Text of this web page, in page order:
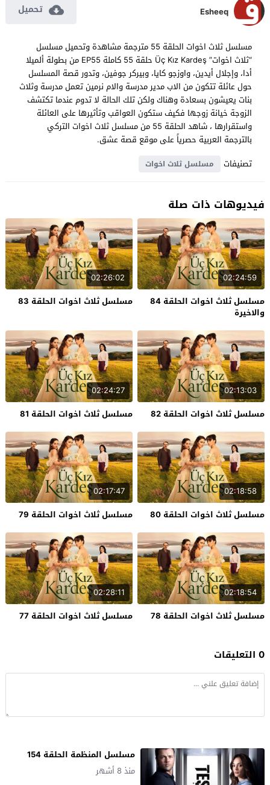
Esheeq تحميل
مسلسل ثلاث اخوات الحلقة 55 مترجمة مشاهدة وتحميل مسلسل
“ثلاث اخوات” Üç Kız Kardeş حلقة 55 كاملة EP55 من بطولة ألميلا
أدا، وإجلال أيدين، واوزجو كايا، وبيركر جوفين، وتدور قصة المسلسل
حول عائلة تتكون من الاب مدير مدرسة والام نرمين تعمل مدرسة وثلاث
بنات يعيشون بسعادة وهناك ولكن تلك الحالة لا تدوم عندما تكتشف
الزوجة خيانة زوجها فكيف ستكون العواقب وتأثيرها على العائلة
واستقرارها ، شاهد الحلقة 55 من مسلسل ثلاث اخوات التركي
بالترجمة العربية حصرياً على موقع قصة عشق.
تصنيفات
مسلسل ثلاث اخوات
فيديوهات ذات صلة
02:24:59
مسلسل ثلاث اخوات الحلقة 84
والاخيرة
02:26:02
مسلسل ثلاث اخوات الحلقة 83
02:13:03
مسلسل ثلاث اخوات الحلقة 82
02:24:27
مسلسل ثلاث اخوات الحلقة 81
02:18:58
مسلسل ثلاث اخوات الحلقة 80
02:17:47
مسلسل ثلاث اخوات الحلقة 79
02:18:54
مسلسل ثلاث اخوات الحلقة 78
02:28:11
مسلسل ثلاث اخوات الحلقة 77
0 التعليقات
مسلسل المنظمة الحلقة 154
منذ 8 أشهر